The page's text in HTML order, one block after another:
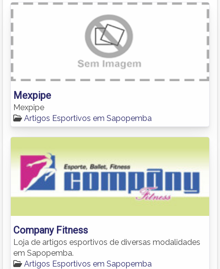
Mexpipe
Mexpipe
Artigos Esportivos em Sapopemba
Company Fitness
Loja de artigos esportivos de diversas modalidades
em Sapopemba.
Artigos Esportivos em Sapopemba